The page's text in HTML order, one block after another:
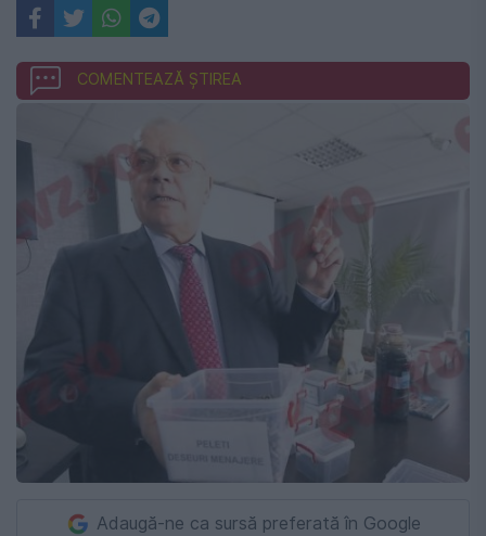
COMENTEAZĂ ȘTIREA
Adaugă-ne ca sursă preferată în Google